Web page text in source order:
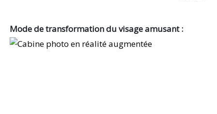
Mode de transformation du visage amusant :